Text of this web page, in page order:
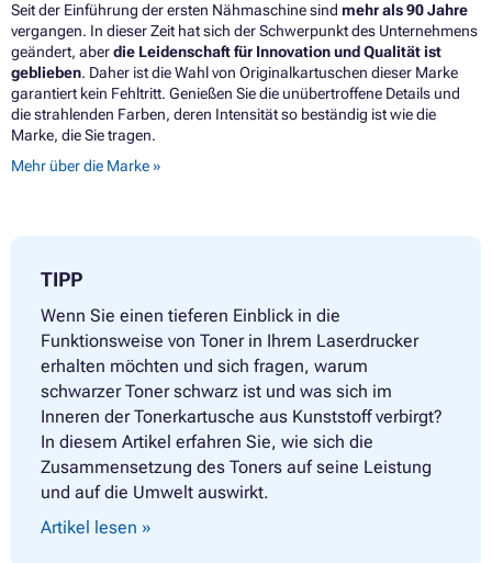
Seit der Einführung der ersten Nähmaschine sind mehr als 90 Jahre
vergangen. In dieser Zeit hat sich der Schwerpunkt des Unternehmens
geändert, aberdie Leidenschaft für Innovation und Qualität ist
geblieben. Daher ist die Wahl von Originalkartuschen dieser Marke
garantiert kein Fehltritt. Genießen Sie die unübertroffene Details und
die strahlenden Farben, deren Intensität so beständig ist wie die
Marke, die Sie tragen.
Mehr über die Marke »
TIPP
Wenn Sie einen tieferen Einblick in die
Funktionsweise von Toner in Ihrem Laserdrucker
erhalten möchten und sich fragen, warum
schwarzer Toner schwarz ist und was sich im
Inneren der Tonerkartusche aus Kunststoff verbirgt?
In diesem Artikel erfahren Sie, wie sich die
Zusammensetzung des Toners auf seine Leistung
und auf die Umwelt auswirkt.
Artikel lesen »